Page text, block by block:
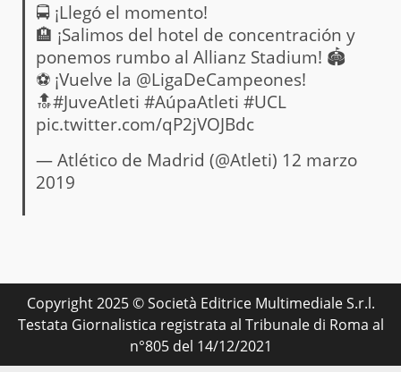
🚍 ¡Llegó el momento!
🏨 ¡Salimos del hotel de concentración y
ponemos rumbo al Allianz Stadium! 🏟
⚽ ¡Vuelve la @LigaDeCampeones!
🔝#JuveAtleti #AúpaAtleti #UCL
pic.twitter.com/qP2jVOJBdc
— Atlético de Madrid (@Atleti) 12 marzo
2019
Copyright 2025 © Società Editrice Multimediale S.r.l.
Testata Giornalistica registrata al Tribunale di Roma al
n°805 del 14/12/2021